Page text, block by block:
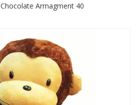
Chocolate Arrnagment 40